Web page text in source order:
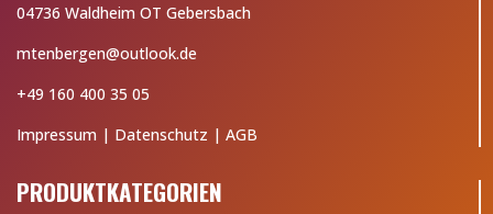
04736 Waldheim OT Gebersbach
mtenbergen@outlook.de
+49 160 400 35 05
Impressum | Datenschutz |AGB
PRODUKTKATEGORIEN